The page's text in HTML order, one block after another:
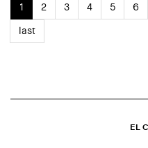
1 2 3 4 5 6
last
EL